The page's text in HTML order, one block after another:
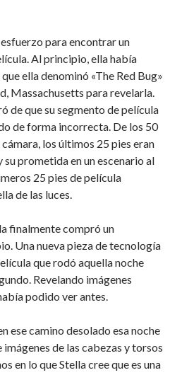
para encontrar un
Al principio, ella había
ella denominó «The Red Bug»
Massachusetts para revelarla.
de que su segmento de película
de forma incorrecta. De los 50
los últimos 25 pies eran
prometida en un escenario al
25 pies de película
de las luces.
finalmente compró un
Una nueva pieza de tecnología
que rodó aquella noche
Revelando imágenes
podido ver antes.
ese camino desolado esa noche
de las cabezas y torsos
en lo que Stella cree que es una